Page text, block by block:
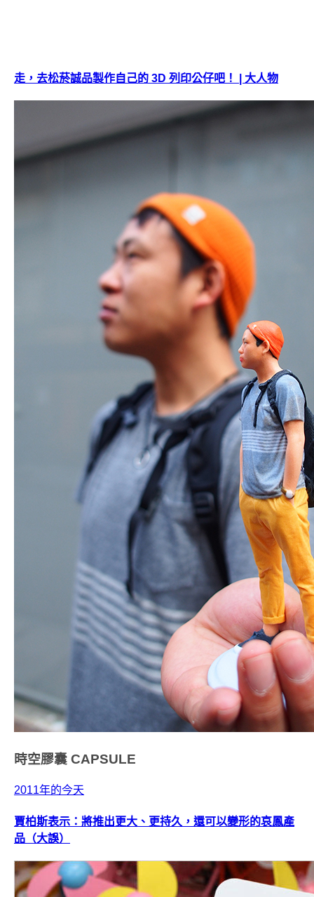
走，去松菸誠品製作自己的 3D 列印公仔吧！ | 大人物
時空膠囊 CAPSULE
2011年的今天
賈柏斯表示：將推出更大、更持久，還可以變形的哀鳳產
品（大誤）